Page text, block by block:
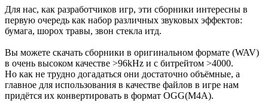
Для нас, как разработчиков игр, эти сборники интересны в
первую очередь как набор различных звуковых эффектов:
бумага, шорох травы, звон стекла итд.
Вы можете скачать сборники в оригинальном формате (WAV)
в очень высоком качестве >96kHz и с битрейтом >4000.
Но как не трудно догадаться они достаточно объёмные, а
главное для использования в качестве файлов в игре нам
придётся их конвертировать в формат OGG(M4A).